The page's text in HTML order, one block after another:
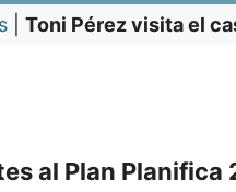
Toni Pérez visita el
al Plan